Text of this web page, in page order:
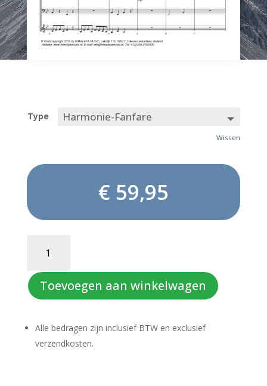
Type
Wissen
€ 59,95
CLOWN
aantalToevoegen aan winkelwagen
Alle bedragen zijn inclusief BTW en exclusief
verzendkosten.